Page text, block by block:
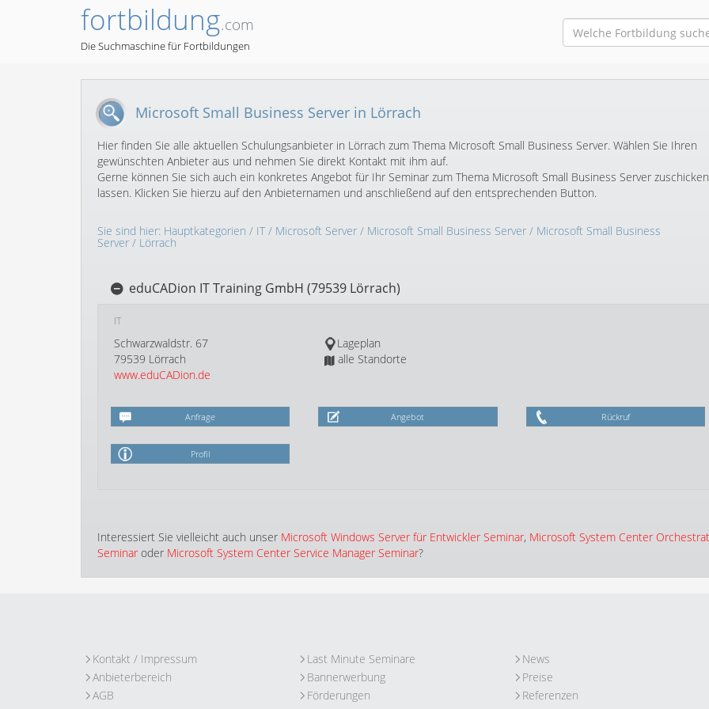
fortbildung.com
Die Suchmaschine für Fortbildungen
Microsoft Small Business Server in Lörrach
Hier finden Sie alle aktuellen Schulungsanbieter in Lörrach zum Thema Microsoft Small Business Server. Wählen Sie Ihren
gewünschten Anbieter aus und nehmen Sie direkt Kontakt mit ihm auf.
Gerne können Sie sich auch ein konkretes Angebot für Ihr Seminar zum Thema Microsoft Small Business Server zuschicken
lassen. Klicken Sie hierzu auf den Anbieternamen und anschließend auf den entsprechenden Button.
Sie sind hier: Hauptkategorien / IT/ Microsoft Server / Microsoft Small Business Server / Microsoft Small Business
Server / Lörrach
eduCADion IT Training GmbH (79539 Lörrach)
IT
Schwarzwaldstr. 67
79539 Lörrach
www.eduCADion.de
Lageplan
alle Standorte
Anfrage Angebot Rückruf
Profil
Interessiert Sie vielleicht auch unser Microsoft Windows Server für Entwickler Seminar, Microsoft System Center
Seminar oder Microsoft System Center Service Manager Seminar?
Kontakt / Impressum
Anbieterbereich
AGB
Last Minute Seminare
Bannerwerbung
Förderungen
News
Preise
Referenzen